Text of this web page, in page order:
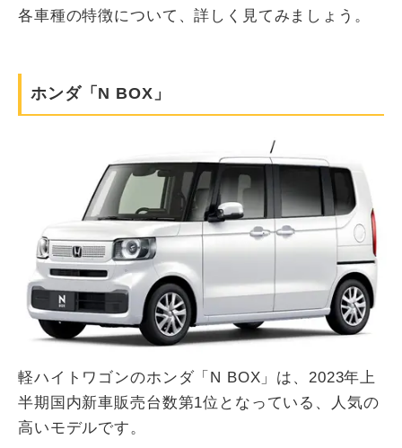
各車種の特徴について、詳しく見てみましょう。
ホンダ「N BOX」
軽ハイトワゴンのホンダ「N BOX」は、2023年上
半期国内新車販売台数第1位となっている、人気の
高いモデルです。